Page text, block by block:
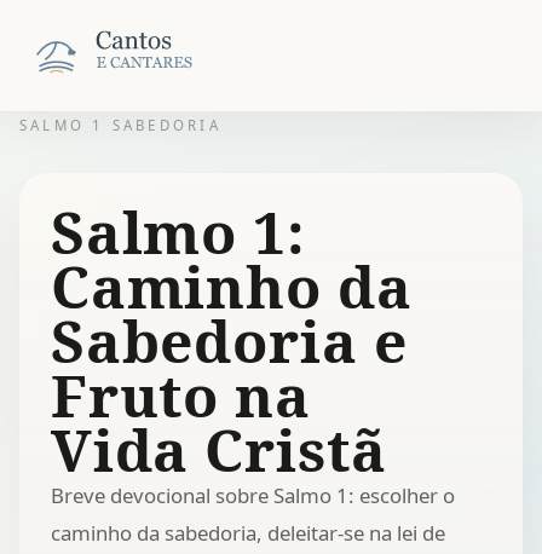
SALMO 1 SABEDORIA
Salmo 1:
Caminho da
Sabedoria e
Fruto na
Vida Cristã
Breve devocional sobre Salmo 1: escolher o
caminho da sabedoria, deleitar-se na lei de